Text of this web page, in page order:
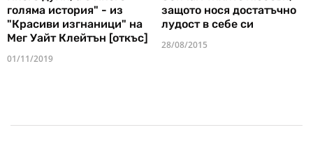
голяма история" - из
"Красиви изгнаници" на
Мег Уайт Клейтън [откъс]
01/11/2019
защото нося достатъчно
лудост в себе си
28/08/2015